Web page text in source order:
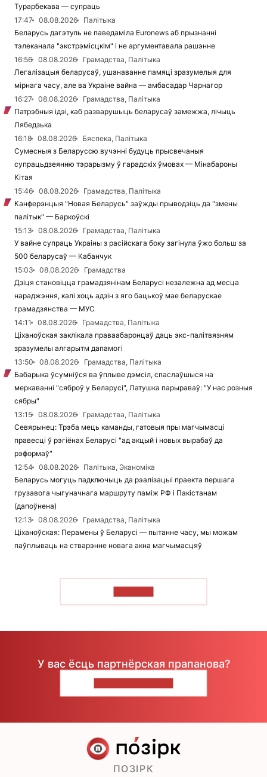
Турарбекава — супраць
17:47
08.08.2026
Палітыка
Беларусь дагэтуль не паведаміла Euronews аб прызнанні
тэлеканала "экстрэмісцкім" і не аргументавала рашэнне
16:56
08.08.2026
Грамадства, Палітыка
Легалізацыя беларусаў, ушанаванне памяці зразумелыя для
мірнага часу, але ва Украіне вайна — амбасадар Чарнагор
16:27
08.08.2026
Грамадства, Палітыка
Патрэбныя ідэі, каб разварушыць беларусаў замежжа, лічыць
Лябедзька
16:18
08.08.2026
Бяспека, Палітыка
Сумесныя з Беларуссю вучэнні будуць прысвечаныя
супрацьдзеянню тэрарызму ў гарадскіх ўмовах — Мінабароны
Кітая
15:46
08.08.2026
Грамадства, Палітыка
Канферэнцыя "Новая Беларусь" заўжды прыводзіць да "змены
палітык" — Баркоўскі
15:13
08.08.2026
Грамадства, Палітыка
У вайне супраць Украіны з расійскага боку загінула ўжо больш за
500 беларусаў — Кабанчук
15:03
08.08.2026
Грамадства
Дзіця становіцца грамадзянінам Беларусі незалежна ад месца
нараджэння, калі хоць адзін з яго бацькоў мае беларускае
грамадзянства — МУС
14:11
08.08.2026
Грамадства, Палітыка
Ціханоўская заклікала праваабаронцаў даць экс-палітвязням
зразумелы алгарытм дапамогі
13:50
08.08.2026
Грамадства, Палітыка
Бабарыка ўсумніўся ва ўплыве дэмсіл, спаслаўшыся на
меркаванні "сяброў у Беларусі", Латушка парыраваў: "У нас розныя
сябры"
13:15
08.08.2026
Грамадства, Палітыка
Севярынец: Трэба мець каманды, гатовыя пры магчымасці
правесці ў рэгіёнах Беларусі "ад акцый і новых вырабаў да
рэформаў"
12:54
08.08.2026
Палітыка, Эканоміка
Беларусь могуць падключыць да рэалізацыі праекта першага
грузавога чыгуначнага маршруту паміж РФ і Пакістанам
(дапоўнена)
12:13
08.08.2026
Грамадства, Палітыка
Ціханоўская: Перамены ў Беларусі — пытанне часу, мы можам
паўплываць на стварэнне новага акна магчымасцяў
У вас ёсць партнёрская прапанова?
ПОЗІРК